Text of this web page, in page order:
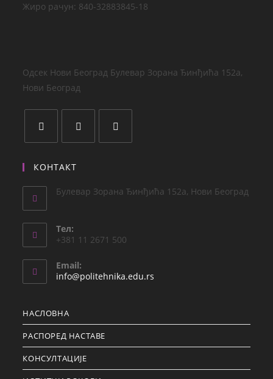
Жиро рачун: 840-32883845-18
Одсек Нови Београд Булевар Зорана Ђинђића 152а,
Нови Београд
КОНТАКТ
Булевар Зорана Ђинђића 152а, Нови Београд
Teл:
+381 11 2671 500
Email:
info@politehnika.edu.rs
НАСЛОВНА
РАСПОРЕД НАСТАВЕ
КОНСУЛТАЦИЈЕ